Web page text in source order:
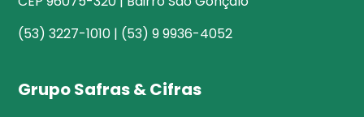
(53) 3227-1010 | (53) 9 9936-4052
Grupo Safras & Cifras